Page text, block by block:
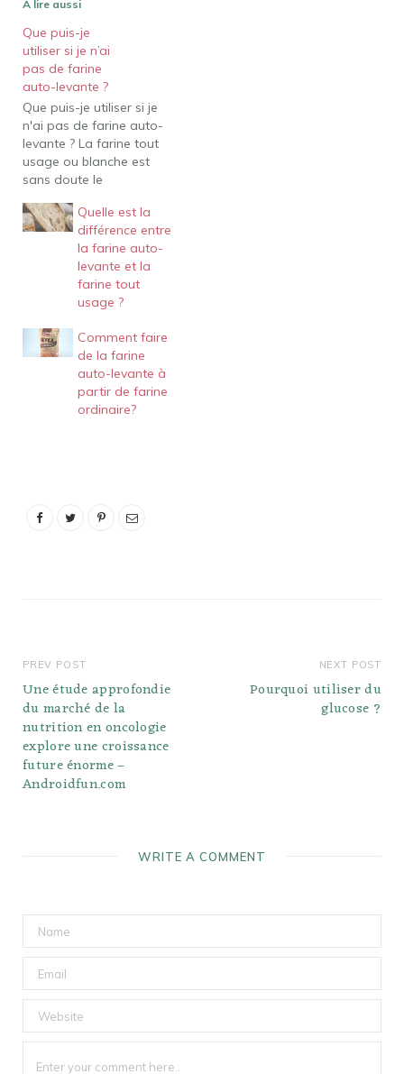
A lire aussi
Que puis-je
utiliser si je n’ai
pas de farine
auto-levante ?
Que puis-je utiliser si je
n'ai pas de farine auto-
levante ? La farine tout
usage ou blanche est
sans doute le
simple de la farine auto-
levante. En effet, la farine
auto-levante est une
combinaison de farine
blanche et d'un agent
levant. Comment faire de
Quelle est la
différence entre
la farine auto-
levante et la
farine tout
usage ?
Comment faire
de la farine
auto-levante à
partir de farine
ordinaire?
PREV POST
Une étude approfondie
du marché de la
nutrition en oncologie
explore une croissance
future énorme –
Androidfun.com
NEXT POST
Pourquoi utiliser du
glucose ?
WRITE A COMMENT